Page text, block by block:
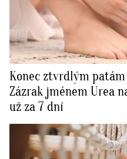
Konec ztvrdlým
Zázrak jménem Urea
už za 7 dní